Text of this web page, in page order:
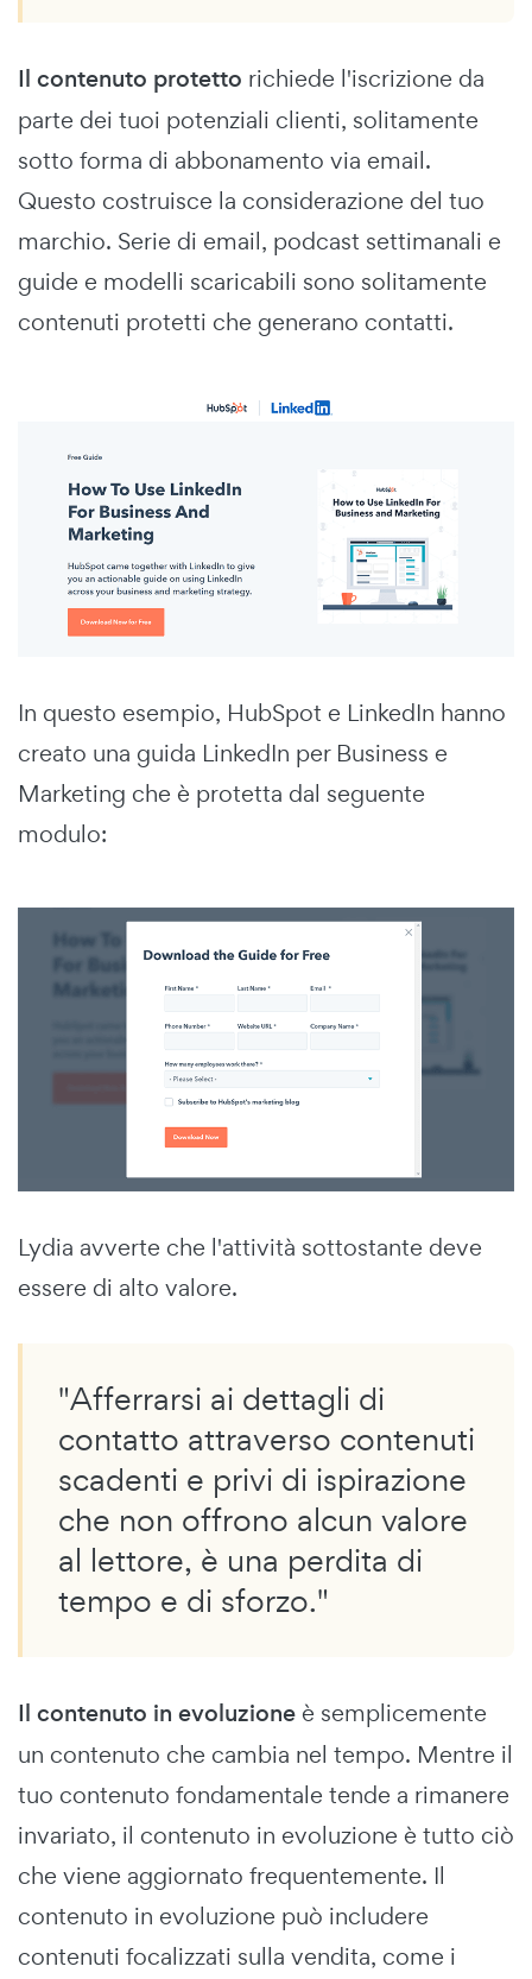
Il contenuto protetto richiede l'iscrizione da
parte dei tuoi potenziali clienti, solitamente
sotto forma di abbonamento via email.
Questo costruisce la considerazione del tuo
marchio. Serie di email, podcast settimanali e
guide e modelli scaricabili sono solitamente
contenuti protetti che generano contatti.
In questo esempio, HubSpot e LinkedIn hanno
creato una guida LinkedIn per Business e
Marketing che è protetta dal seguente
modulo:
Lydia avverte che l'attività sottostante deve
essere di alto valore.
"Afferrarsi ai dettagli di
contatto attraverso contenuti
scadenti e privi di ispirazione
che non offrono alcun valore
al lettore, è una perdita di
tempo e di sforzo."
Il contenuto in evoluzione è semplicemente
un contenuto che cambia nel tempo. Mentre il
tuo contenuto fondamentale tende a rimanere
invariato, il contenuto in evoluzione è tutto ciò
che viene aggiornato frequentemente. Il
contenuto in evoluzione può includere
contenuti focalizzati sulla vendita, come i